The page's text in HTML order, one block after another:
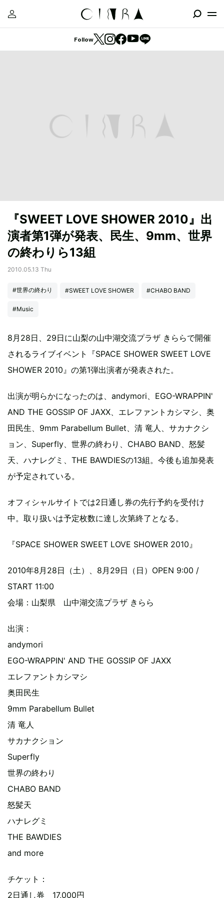
Follow
『SWEET LOVE SHOWER 2010』出
演者第1弾が発表、民生、9mm、世界
の終わりら13組
2010.05.13 Thu
#世界の終わり #SWEET LOVE SHOWER #CHABO BAND
#Music
8月28日、29日に山梨の山中湖交流プラザ きららで開催
されるライブイベント『SPACE SHOWER SWEET LOVE
SHOWER 2010』の第1弾出演者が発表された。
出演が明らかになったのは、andymori、EGO-WRAPPIN'
AND THE GOSSIP OF JAXX、エレファントカシマシ、奥
田民生、9mm Parabellum Bullet、清 竜人、サカナクシ
ョン、Superfly、世界の終わり、CHABO BAND、怒髪
天、ハナレグミ、THE BAWDIESの13組。今後も追加発表
が予定されている。
オフィシャルサイトでは2日通し券の先行予約を受付け
中。取り扱いは予定枚数に達し次第終了となる。
『SPACE SHOWER SWEET LOVE SHOWER 2010』
2010年8月28日（土）、8月29日（日）OPEN 9:00 /
START 11:00
会場：山梨県 山中湖交流プラザ きらら
出演：
andymori
EGO-WRAPPIN' AND THE GOSSIP OF JAXX
エレファントカシマシ
奥田民生
9mm Parabellum Bullet
清 竜人
サカナクション
Superfly
世界の終わり
CHABO BAND
怒髪天
ハナレグミ
THE BAWDIES
and more
チケット：
2日通し券 17,000円